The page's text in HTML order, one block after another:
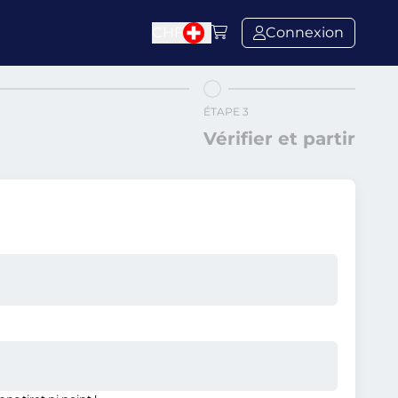
Connexion
ÉTAPE 3
Vérifier et partir